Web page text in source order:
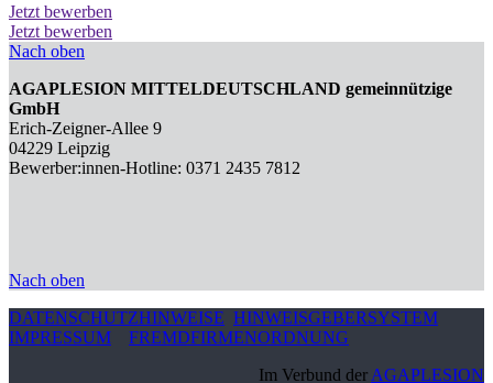
Jetzt bewerben
Jetzt bewerben
Nach oben
AGAPLESION MITTELDEUTSCHLAND gemeinnützige
GmbH
Erich-Zeigner-Allee 9
04229 Leipzig
Bewerber:innen-Hotline: 0371 2435 7812
Nach oben
DATENSCHUTZHINWEISE HINWEISGEBERSYSTEM
IMPRESSUM
FREMDFIRMENORDNUNG
Im Verbund der AGAPLESION